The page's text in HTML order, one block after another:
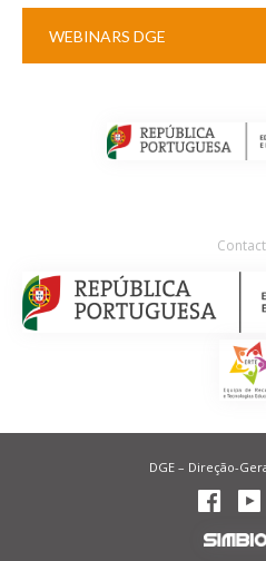
WEBINARS DGE
DGE – Direção-